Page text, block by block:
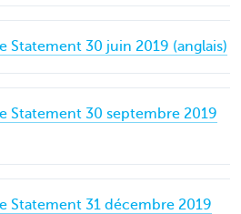
Statement 30 juin 2019 (anglais)
Statement 30 septembre 2019
Statement 31 décembre 2019